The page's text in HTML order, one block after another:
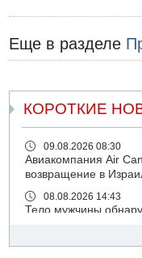
Еще в разделе
КОРОТКИЕ
09.08.2026 08:30
Авиакомпания Air
возвращение в
08.08.2026 14:43
Тело мужчины
08.08.2026 11:02